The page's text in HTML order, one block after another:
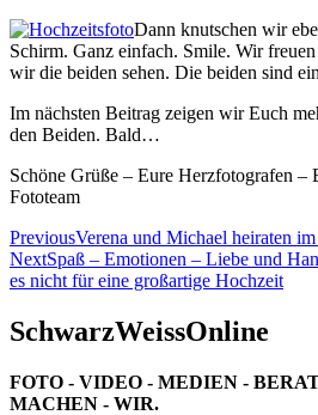
Dann knutschen wir
Schirm. Ganz einfach. Smile. Wir
wir die beiden sehen. Die beiden sind
Im nächsten Beitrag zeigen wir Euch
den Beiden. Bald…
Schöne Grüße – Eure Herzfotografen –
Fototeam
Beitragsnavigation
PreviousVerena und Michael heiraten
NextSpaß – Emotionen – Liebe und
es nicht für eine großartige Hochzeit
SchwarzWeissOnline
FOTO - VIDEO - MEDIEN -
MACHEN - WIR.